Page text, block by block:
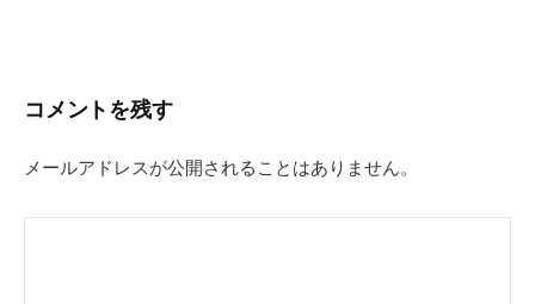
コメントを残す
メールアドレスが公開されることはありません。